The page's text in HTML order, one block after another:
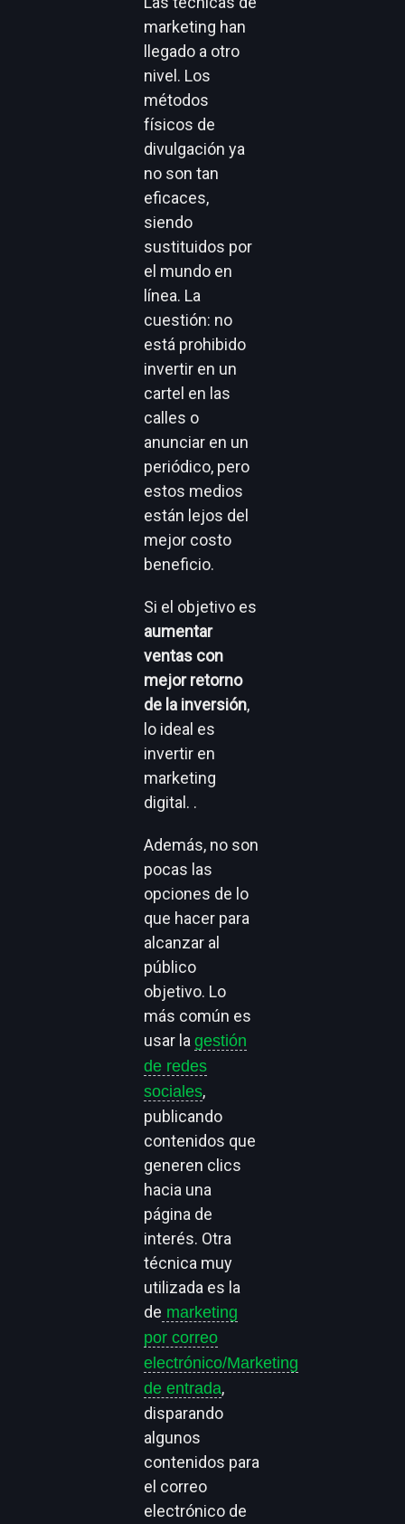
marketing han
llegado a otro
nivel. Los
métodos
físicos de
divulgación ya
no son tan
eficaces,
siendo
sustituidos por
el mundo en
línea. La
cuestión: no
está prohibido
invertir en un
cartel en las
calles o
anunciar en un
periódico, pero
estos medios
están lejos del
mejor costo
beneficio.
Si el objetivo es
aumentar
ventas con
mejor retorno
de la inversión,
lo ideal es
invertir en
marketing
digital. .
Además, no son
pocas las
opciones de lo
que hacer para
alcanzar al
público
objetivo. Lo
más común es
usar lagestión
de redes
sociales,
publicando
contenidos que
generen clics
hacia una
página de
interés. Otra
técnica muy
utilizada es la
de marketing
por correo
electrónico/Marketing
de entrada,
disparando
algunos
contenidos para
el correo
electrónico de